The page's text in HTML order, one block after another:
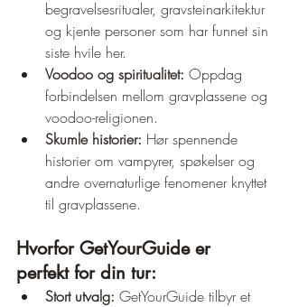
begravelsesritualer, gravsteinarkitektur
og kjente personer som har funnet sin
siste hvile her.
Voodoo og spiritualitet: Oppdag
forbindelsen mellom gravplassene og
voodoo-religionen.
Skumle historier: Hør spennende
historier om vampyrer, spøkelser og
andre overnaturlige fenomener knyttet
til gravplassene.
Hvorfor GetYourGuide er
perfekt for din tur:
Stort utvalg: GetYourGuide tilbyr et